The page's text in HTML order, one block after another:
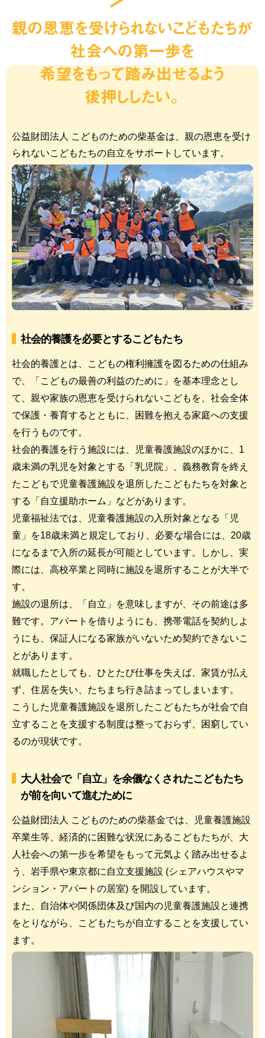
公益財団法人 こどものための柴基金は、親の恩恵を受け
られないこどもたちの自立をサポートしています。
社会的養護を必要とするこどもたち
社会的養護とは、こどもの権利擁護を図るための仕組み
で、「こどもの最善の利益のために」を基本理念とし
て、親や家族の恩恵を受けられないこどもを、社会全体
で保護・養育するとともに、困難を抱える家庭への支援
を行うものです。
社会的養護を行う施設には、児童養護施設のほかに、1
歳未満の乳児を対象とする「乳児院」、義務教育を終え
たこどもで児童養護施設を退所したこどもたちを対象と
する「自立援助ホーム」などがあります。
児童福祉法では、児童養護施設の入所対象となる「児
童」を18歳未満と規定しており、必要な場合には、20歳
になるまで入所の延長が可能としています。しかし、実
際には、高校卒業と同時に施設を退所することが大半で
す。
施設の退所は、「自立」を意味しますが、その前途は多
難です。アパートを借りようにも、携帯電話を契約しよ
うにも、保証人になる家族がいないため契約できないこ
とがあります。
就職したとしても、ひとたび仕事を失えば、家賃が払え
ず、住居を失い、たちまち行き詰まってしまいます。
こうした児童養護施設を退所したこどもたちが社会で自
立することを支援する制度は整っておらず、困窮してい
るのが現状です。
大人社会で「自立」を余儀なくされたこどもたち
が前を向いて進むために
公益財団法人 こどものための柴基金では、児童養護施設
卒業生等、経済的に困難な状況にあるこどもたちが、大
人社会への第一歩を希望をもって元気よく踏み出せるよ
う、岩手県や東京都に自立支援施設 (シェアハウスやマ
ンション・アパートの居室) を開設しています。
また、自治体や関係団体及び国内の児童養護施設と連携
をとりながら、こどもたちが自立することを支援してい
ます。